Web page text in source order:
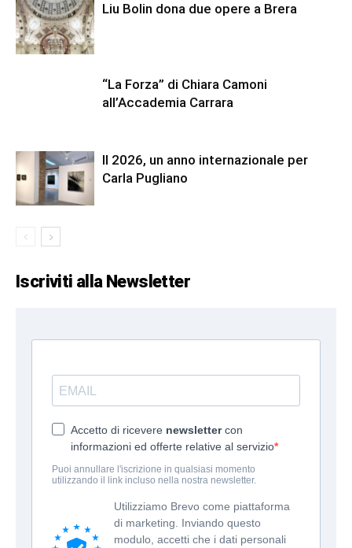
Liu Bolin dona due opere a Brera
“La Forza” di Chiara Camoni
all’Accademia Carrara
Il 2026, un anno internazionale per
Carla Pugliano
Iscriviti alla Newsletter